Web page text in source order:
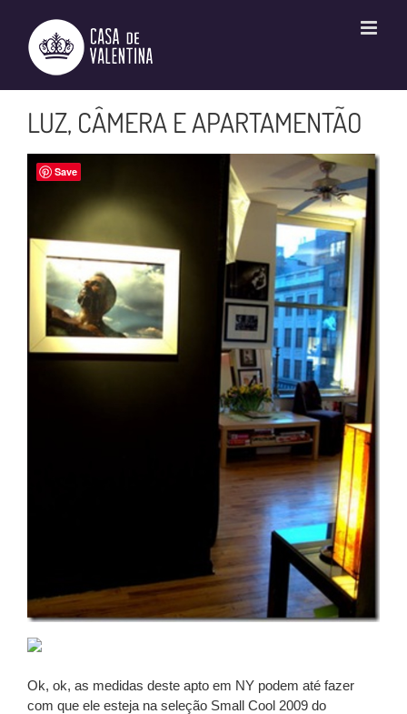
conteúdo
LUZ, CÂMERA E APARTAMENTÃO
Ok, ok, as medidas deste apto em NY podem até fazer
com que ele esteja na seleção Small Cool 2009 do
Save